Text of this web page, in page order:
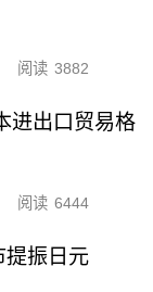
阅读 3882
进出口贸易格
阅读 6444
提振日元